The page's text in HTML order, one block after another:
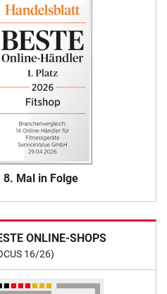
8. Mal in Folge
ONLINE-SHOPS
16/26)